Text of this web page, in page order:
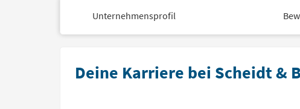
Unternehmensprofil
Deine Karriere bei Scheidt &